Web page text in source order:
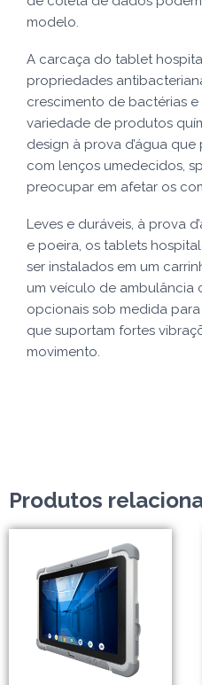
modelo.
A carcaça do tablet
propriedades
crescimento de bactérias e
variedade de produtos
design à prova d’água
com lenços umedecidos,
preocupar em afetar os
Leves e duráveis, à prova
e poeira, os tablets
ser instalados em um
um veículo de ambulância
opcionais sob medida
que suportam fortes
movimento.
Produtos